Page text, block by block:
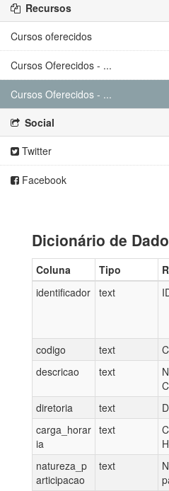
Recursos
Cursos oferecidos
Cursos Oferecidos - ...
Cursos Oferecidos - ...
Social
Twitter
Facebook
Dicionário de
Coluna Tipo
identificador text
codigo text
descricao
text
diretoria
text
carga_horar
ia
text
natureza_p
articipacao
text